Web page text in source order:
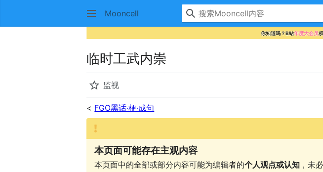
Mooncell
你知道吗？B站年度大会员
临时工武内崇
监视
< FGO黑话·梗·成句
本页面可能存在主观内容
本页面中的全部或部分内容可能为编辑者的个人观点或认知 ，未